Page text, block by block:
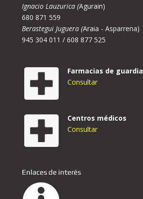
Ignacio Lauzurica (Agurain)
680 871 559
Berastegui Juguera (Araia - Asparrena)
945 304 011 / 608 877 525
Farmacias de guardia
Consultar
Centros médicos
Consultar
Enlaces de interés